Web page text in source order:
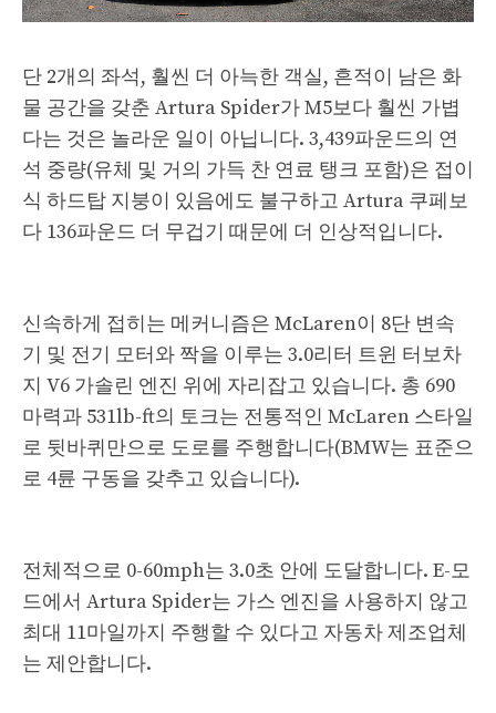
단 2개의 좌석, 훨씬 더 아늑한 객실, 흔적이 남은 화
물 공간을 갖춘 Artura Spider가 M5보다 훨씬 가볍
다는 것은 놀라운 일이 아닙니다. 3,439파운드의 연
석 중량(유체 및 거의 가득 찬 연료 탱크 포함)은 접이
식 하드탑 지붕이 있음에도 불구하고 Artura 쿠페보
다 136파운드 더 무겁기 때문에 더 인상적입니다.
신속하게 접히는 메커니즘은 McLaren이 8단 변속
기 및 전기 모터와 짝을 이루는 3.0리터 트윈 터보차
지 V6 가솔린 엔진 위에 자리잡고 있습니다. 총 690
마력과 531lb-ft의 토크는 전통적인 McLaren 스타일
로 뒷바퀴만으로 도로를 주행합니다(BMW는 표준으
로 4륜 구동을 갖추고 있습니다).
전체적으로 0-60mph는 3.0초 안에 도달합니다. E-모
드에서 Artura Spider는 가스 엔진을 사용하지 않고
최대 11마일까지 주행할 수 있다고 자동차 제조업체
는 제안합니다.